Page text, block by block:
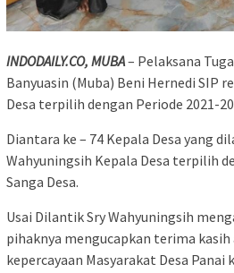
INDODAILY.CO, MUBA– Pelaksana
Banyuasin (Muba) Beni Hernedi SIP
Desa terpilih dengan Periode 2021-
Diantara ke – 74 Kepala Desa yang
Wahyuningsih Kepala Desa terpilih
Sanga Desa.
Usai Dilantik Sry Wahyuningsih
pihaknya mengucapkan terima kasih
kepercayaan Masyarakat Desa Panai